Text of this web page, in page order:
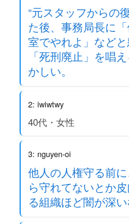
“元スタッフからの
た後、事務局長に
室でやれよ」など
「死刑廃止」を唱
かしい。
2: iwiwtwy
40代・女性
3: nguyen-oi
他人の人権守る前
ら守れてないとか
る組織ほど闇が深